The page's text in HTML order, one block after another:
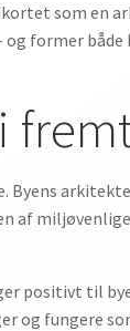
som en
former både
Byens
af
positivt til
og fungere